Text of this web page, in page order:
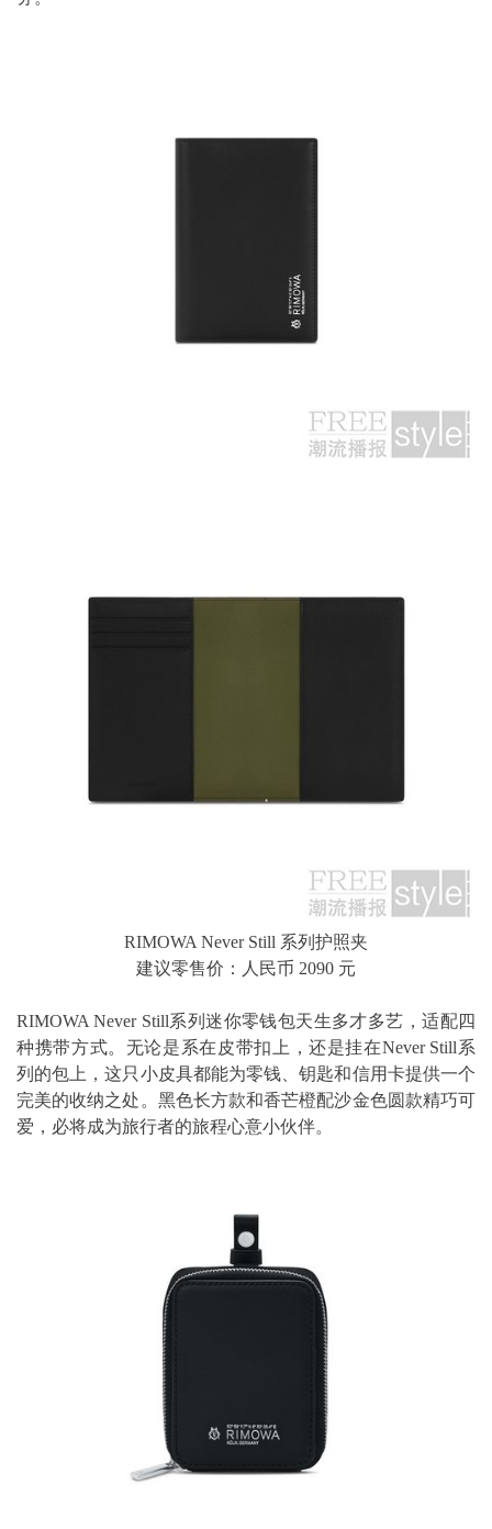
RIMOWA Never Still 系列护照夹
建议零售价：人民币 2090 元
RIMOWA Never Still系列迷你零钱包天生多才多艺，适配四
种携带方式。无论是系在皮带扣上，还是挂在Never Still系
列的包上，这只小皮具都能为零钱、钥匙和信用卡提供一个
完美的收纳之处。黑色长方款和香芒橙配沙金色圆款精巧可
爱，必将成为旅行者的旅程心意小伙伴。